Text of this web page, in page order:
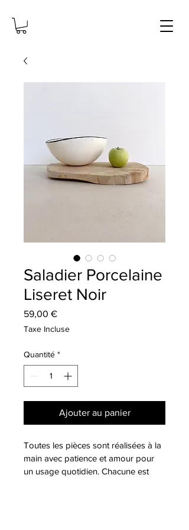
Saladier Porcelaine
Liseret Noir
59,00 €Prix
Taxe Incluse
Quantité *
Ajouter au panier
Toutes les pièces sont réalisées à la
main avec patience et amour pour
un usage quotidien. Chacune est